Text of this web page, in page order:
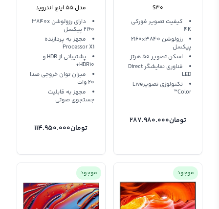
S30
کیفیت تصویر فورکی
4K
رزولوشن 3840×2160
پیکسل
اسکن تصویر 50 هرتز
فناوری نمایشگر Direct
LED
تکنولوژی تصویرLive
Color™
تومان287.980.000
مدل 55 اینچ اندروید
دارای رزولوشن 3840x
2160 پیکسل
مجهز به پردازنده
Processor X1
پشتیبانی از HDR و
HDR10+
میزان توان خروجی صدا
20 وات
مجهز به قابلیت
جستجوی صوتی
تومان114.950.000
موجود موجود